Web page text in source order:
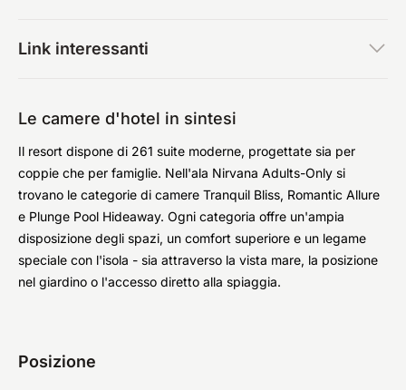
Link interessanti
Le camere d'hotel in sintesi
Il resort dispone di 261 suite moderne, progettate sia per
coppie che per famiglie. Nell'ala Nirvana Adults-Only si
trovano le categorie di camere Tranquil Bliss, Romantic Allure
e Plunge Pool Hideaway. Ogni categoria offre un'ampia
disposizione degli spazi, un comfort superiore e un legame
speciale con l'isola - sia attraverso la vista mare, la posizione
nel giardino o l'accesso diretto alla spiaggia.
Posizione